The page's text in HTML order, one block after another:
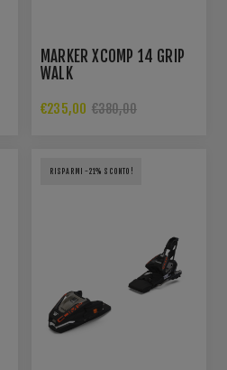
MARKER XCOMP 14 GRIP
WALK
€235,00 €380,00
RISPARMI -21% SCONTO!